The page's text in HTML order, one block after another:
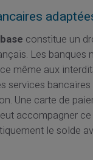
constitue un
Les banques
même aux
services
Une carte de
accompagner
le solde